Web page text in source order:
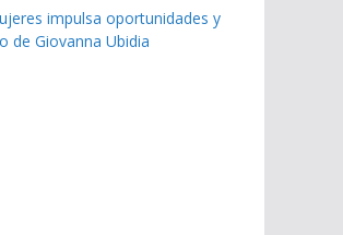
impulsa oportunidades y
de Giovanna Ubidia